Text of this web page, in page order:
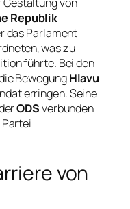
Republik
das Parlament
was zu
führte. Bei den
BewegungHlavu
erringen. Seine
ODSverbunden
Partei
von